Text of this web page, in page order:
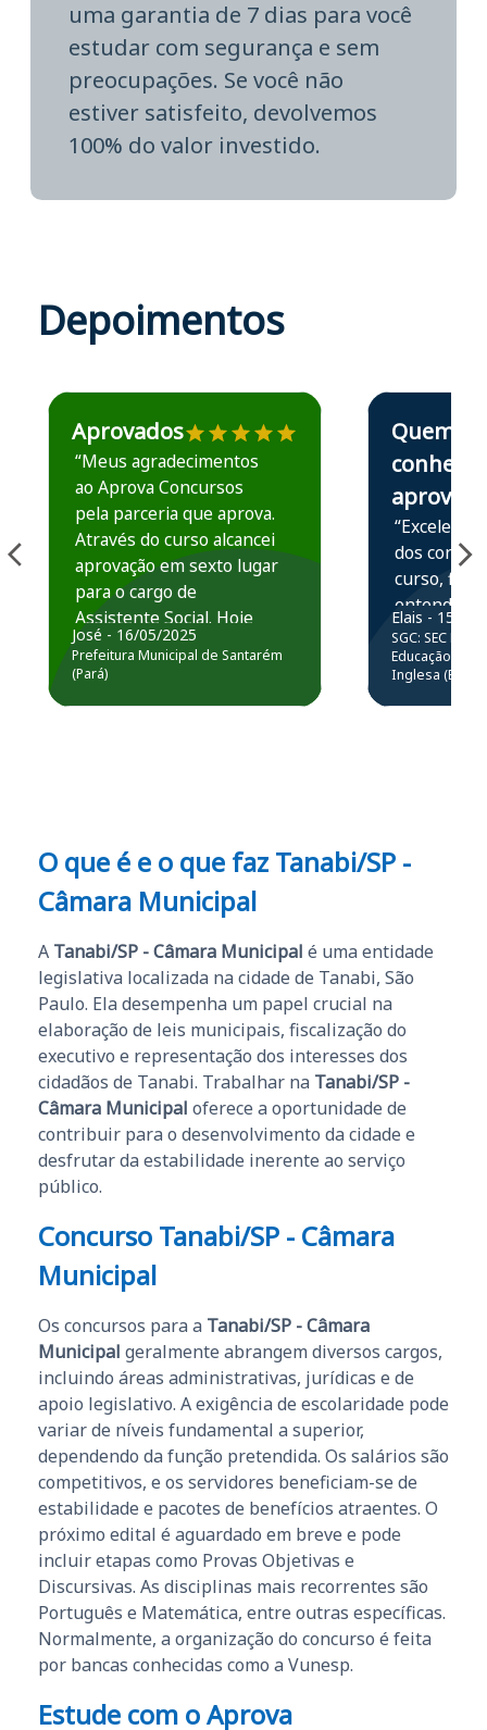
uma garantia de 7 dias para você
estudar com segurança e sem
preocupações. Se você não
estiver satisfeito, devolvemos
100% do valor investido.
Depoimentos
Estudante José recomenda o Aprova Concursos em
Aprovados
“Meus agradecimentos
ao Aprova Concursos
pela parceria que aprova.
Através do curso alcancei
aprovação em sexto lugar
para o cargo de
Assistente Social. Hoje
estou atuando na
Prefeitura de Santarém.
José - 16/05/2025
Prefeitura Municipal de Santarém
(Pará)
Estudante Elais
Quem
conhece,
aprova
“Excelente
dos
curso,
entender e
prática
resolução
questões.”
Elais - 15/07/
SGC: SEC BA
Educação
Inglesa (Edital
O que é e o que faz Tanabi/SP -
Câmara Municipal
A Tanabi/SP - Câmara Municipal é uma entidade
legislativa localizada na cidade de Tanabi, São
Paulo. Ela desempenha um papel crucial na
elaboração de leis municipais, fiscalização do
executivo e representação dos interesses dos
cidadãos de Tanabi. Trabalhar na Tanabi/SP -
Câmara Municipal oferece a oportunidade de
contribuir para o desenvolvimento da cidade e
desfrutar da estabilidade inerente ao serviço
público.
Concurso Tanabi/SP - Câmara
Municipal
Os concursos para a Tanabi/SP - Câmara
Municipal geralmente abrangem diversos cargos,
incluindo áreas administrativas, jurídicas e de
apoio legislativo. A exigência de escolaridade pode
variar de níveis fundamental a superior,
dependendo da função pretendida. Os salários são
competitivos, e os servidores beneficiam-se de
estabilidade e pacotes de benefícios atraentes. O
próximo edital é aguardado em breve e pode
incluir etapas como Provas Objetivas e
Discursivas. As disciplinas mais recorrentes são
Português e Matemática, entre outras específicas.
Normalmente, a organização do concurso é feita
por bancas conhecidas como a Vunesp.
Estude com o Aprova